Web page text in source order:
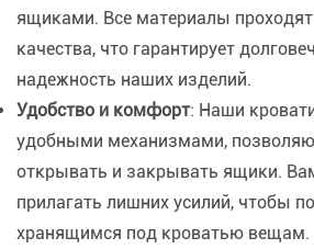
ящиками. Все материалы проходят
качества, что гарантирует
надежность наших изделий.
Удобство и комфорт: Наши
удобными механизмами,
открывать и закрывать ящики.
прилагать лишних усилий, чтобы
хранящимся под кроватью вещам.